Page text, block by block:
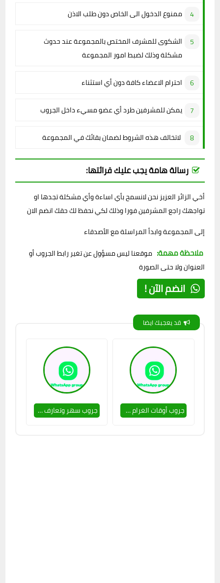
ممنوع الدخول الى الخاص دون طلب الاذن
الشكوى للمشرف المختص بالمجموعة عند حدوث
مشكلة وذلك لضبط امور المجموعة
احترام الاعضاء كافة دون أي استثناء
يمكن للمشرفين طرد أي عضو مسيء داخل الجروب
لاتخالف هذه الشروط لضمان بقائك في المجموعة
رسالة هامة يجب عليك قرائتها:
أخي الزائر العزيز نحن لانسمح بأي اساءة وأي مشكلة تجدها او
تواجهك راجع المشرفين فورا وذلك لكي نحفظ لك حقك انضم الان
إلى المجموعة وابدأ المراسلة مع الأصدقاء
ملاحظة مهمة: موقعنا ليس مسؤول عن تغير رابط الجروب أو
العنوان ولا حتى الصورة
انضم الآن !
قد يعجبك ايضا
جروب أوقات الغرام 🥵😊 جروب سهر وتعارف 🥵🔥